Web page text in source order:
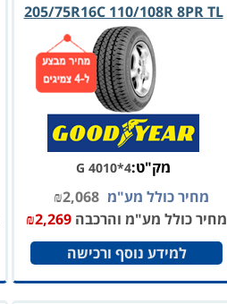
205/75R16C 110/108R 8PR TL
מק"ט:G 4010*4
מחיר כולל מע"מ ₪2,068
מחיר כולל מע"מ והרכבה
₪2,269
למידע נוסף ורכישה